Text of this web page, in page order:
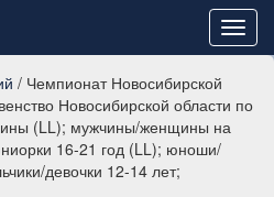
/ Чемпионат Новосибирской
Новосибирской области по
(LL); мужчины/женщины на
16-21 год (LL); юноши/
девочки 12-14 лет;